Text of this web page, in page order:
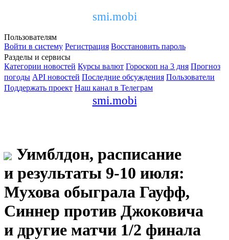
smi.mobi
Пользователям
Войти в систему Регистрация Восстановить пароль
Разделы и сервисы
Категории новостей Курсы валют Гороскоп на 3 дня Прогноз
погоды API новостей Последние обсуждения Пользователи
Поддержать проект Наш канал в Телеграм
smi.mobi
Уимблдон, расписание
и результаты 9-10 июля:
Мухова обыграла Гауфф,
Синнер против Джоковича
и другие матчи 1/2 финала